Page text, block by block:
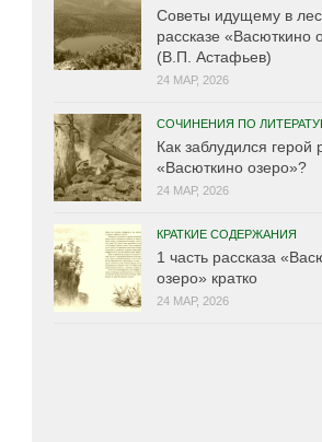
Советы идущему в
рассказе «Васюткино
(В.П. Астафьев)
24 МАР, 2026
СОЧИНЕНИЯ ПО
Как заблудился герой
«Васюткино озеро»?
24 МАР, 2026
КРАТКИЕ СОДЕРЖАНИЯ
1 часть рассказа
озеро» кратко
24 МАР, 2026